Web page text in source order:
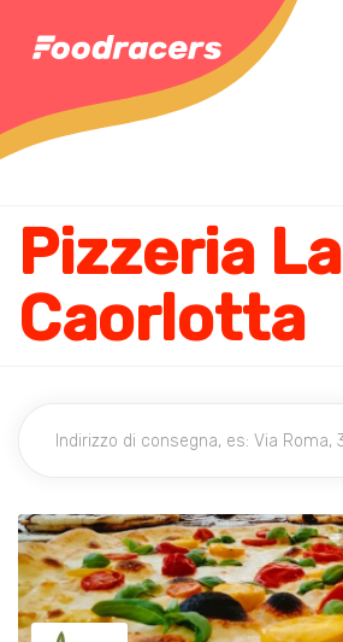
Pizzeria La
Caorlotta